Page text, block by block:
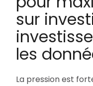
sur
les
La pression est